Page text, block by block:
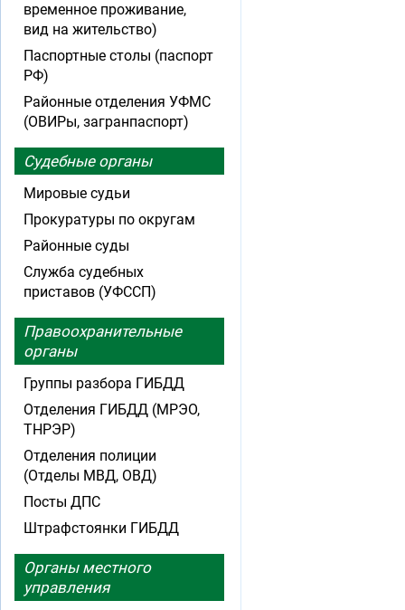
временное проживание,
вид на жительство)
Паспортные столы (паспорт
РФ)
Районные отделения УФМС
(ОВИРы, загранпаспорт)
Судебные органы
Мировые судьи
Прокуратуры по округам
Районные суды
Служба судебных
приставов (УФССП)
Правоохранительные
органы
Группы разбора ГИБДД
Отделения ГИБДД (МРЭО,
ТНРЭР)
Отделения полиции
(Отделы МВД, ОВД)
Посты ДПС
Штрафстоянки ГИБДД
Органы местного
управления